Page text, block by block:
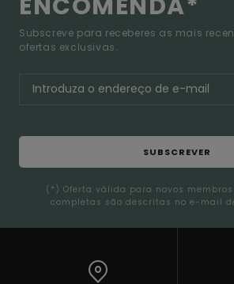
Subscreve para receberes as mais
ofertas exclusivas.
SUBSCREVER
(*) Oferta válida para novos
completas são descritas no e-mail